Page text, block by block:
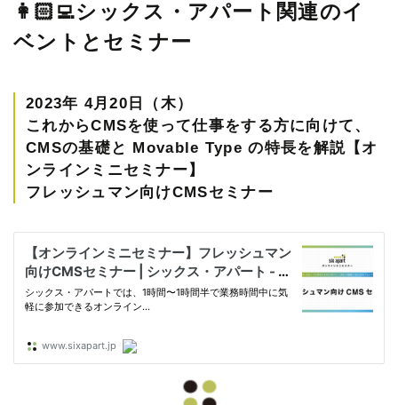
👩🏻‍💻シックス・アパート関連のイ
ベントとセミナー
2023年 4月20日（木）
これからCMSを使って仕事をする方に向けて、
CMSの基礎と Movable Type の特長を解説【オ
ンラインミニセミナー】
フレッシュマン向けCMSセミナー